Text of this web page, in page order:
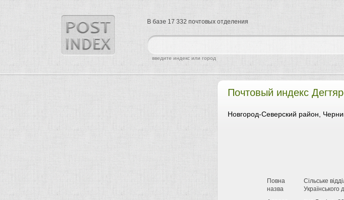
Почтовый индекс
Новгород-Северский район,
Повна
назва
Сільське
найти
введите индекс или город
В базе 17 332 почтовых отделения